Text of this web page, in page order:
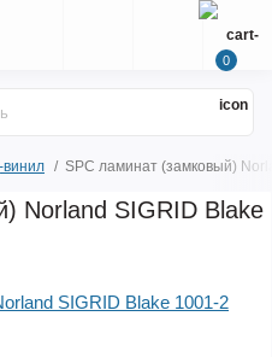
0
винил SPC ламинат (замковый)
Norland SIGRID Blake